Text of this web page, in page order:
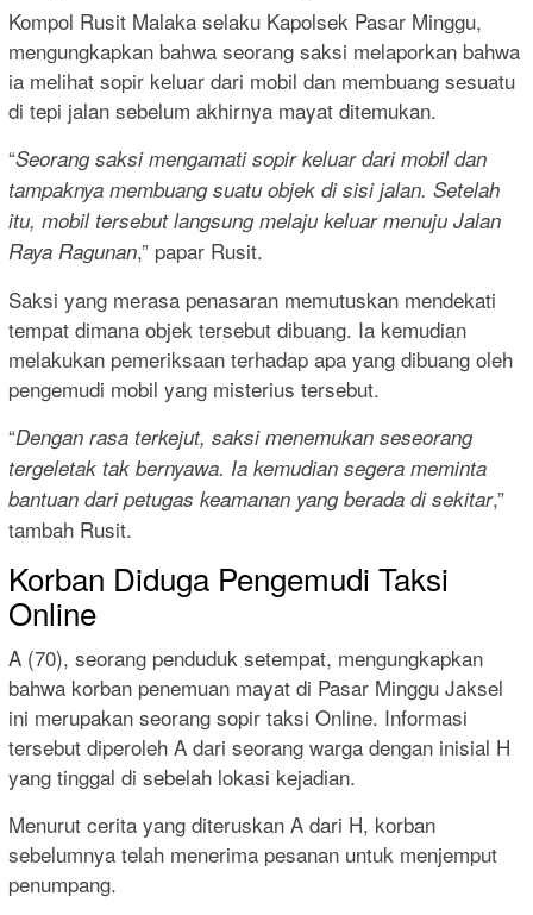
Kompol Rusit Malaka selaku Kapolsek Pasar Minggu,
mengungkapkan bahwa seorang saksi melaporkan bahwa
ia melihat sopir keluar dari mobil dan membuang sesuatu
di tepi jalan sebelum akhirnya mayat ditemukan.
“Seorang saksi mengamati sopir keluar dari mobil dan
tampaknya membuang suatu objek di sisi jalan. Setelah
itu, mobil tersebut langsung melaju keluar menuju Jalan
Raya Ragunan,” papar Rusit.
Saksi yang merasa penasaran memutuskan mendekati
tempat dimana objek tersebut dibuang. Ia kemudian
melakukan pemeriksaan terhadap apa yang dibuang oleh
pengemudi mobil yang misterius tersebut.
“Dengan rasa terkejut, saksi menemukan seseorang
tergeletak tak bernyawa. Ia kemudian segera meminta
bantuan dari petugas keamanan yang berada di sekitar,”
tambah Rusit.
Korban Diduga Pengemudi Taksi
Online
A (70), seorang penduduk setempat, mengungkapkan
bahwa korban penemuan mayat di Pasar Minggu Jaksel
ini merupakan seorang sopir taksi Online. Informasi
tersebut diperoleh A dari seorang warga dengan inisial H
yang tinggal di sebelah lokasi kejadian.
Menurut cerita yang diteruskan A dari H, korban
sebelumnya telah menerima pesanan untuk menjemput
penumpang.